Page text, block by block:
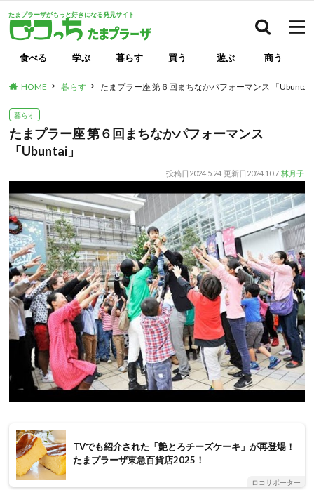
たまプラーザがもっと好きになる発見サイト
食べる 学ぶ 暮らす 買う 遊ぶ 商う
HOME 暮らす たまプラー座 第６回まちなかパフォーマンス 「Ubuntai
暮らす
たまプラー座 第６回まちなかパフォーマンス
「Ubuntai」
投稿日 2024.5.24 更新日 2024.10.7 林月子
TVでも紹介された「艶とろチーズケーキ」が再登場！
たまプラーザ東急百貨店2025！
ロコサポーター